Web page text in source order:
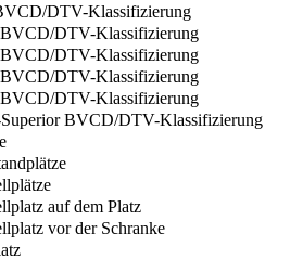
DTV-Klassifizierung
BVCD/DTV-Klassifizierung
BVCD/DTV-Klassifizierung
BVCD/DTV-Klassifizierung
BVCD/DTV-Klassifizierung
Superior BVCD/DTV-Klassifizierung
auf dem Platz
vor der Schranke